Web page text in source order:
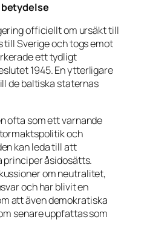
officiellt om ursäkt till
till Sverige och togs emot
ett tydligt
1945. En ytterligare
de baltiska staternas
ofta som ett varnande
och
kan leda till att
åsidosätts.
om neutralitet,
och har blivit en
att även demokratiska
senare uppfattas som